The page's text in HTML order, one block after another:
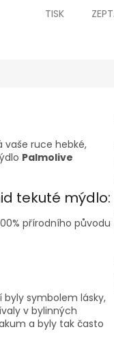
TISK
ruce hebké,
Palmolive
tekuté mýdlo:
přírodního původu
symbolem lásky,
v bylinných
a byly tak často